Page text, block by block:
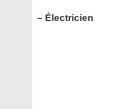
– Électricien